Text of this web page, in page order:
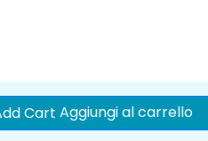
Aggiungi al carrello